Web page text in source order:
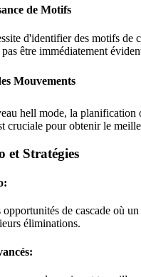
de Motifs
d'identifier des motifs de
être immédiatement
Mouvements
hell mode, la planification
cruciale pour obtenir le
et Stratégies
opportunités de cascade où
éliminations.